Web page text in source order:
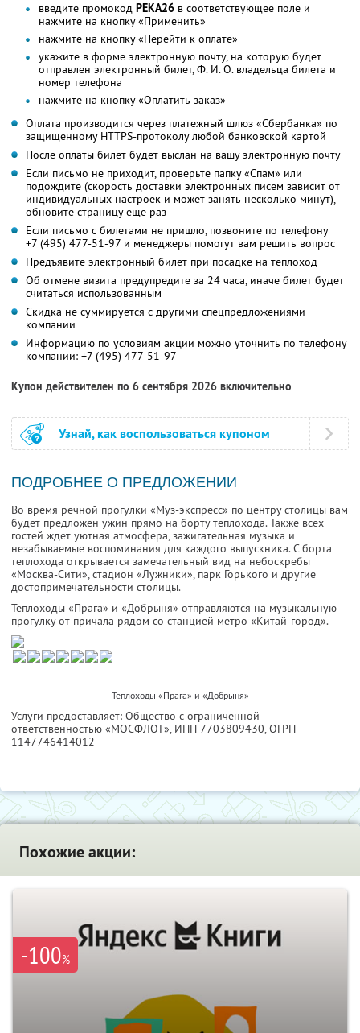
введите промокод РЕКА26 в соответствующее поле и
нажмите на кнопку «Применить»
нажмите на кнопку «Перейти к оплате»
укажите в форме электронную почту, на которую будет
отправлен электронный билет, Ф. И. О. владельца билета и
номер телефона
нажмите на кнопку «Оплатить заказ»
Оплата производится через платежный шлюз «Сбербанка» по
защищенному HTTPS-протоколу любой банковской картой
После оплаты билет будет выслан на вашу электронную почту
Если письмо не приходит, проверьте папку «Спам» или
подождите (скорость доставки электронных писем зависит от
индивидуальных настроек и может занять несколько минут),
обновите страницу еще раз
Если письмо с билетами не пришло, позвоните по телефону
+7 (495) 477-51-97 и менеджеры помогут вам решить вопрос
Предъявите электронный билет при посадке на теплоход
Об отмене визита предупредите за 24 часа, иначе билет будет
считаться использованным
Скидка не суммируется с другими спецпредложениями
компании
Информацию по условиям акции можно уточнить по телефону
компании: +7 (495) 477-51-97
Купон действителен по 6 сентября 2026 включительно
Узнай, как воспользоваться купоном
ПОДРОБНЕЕ О ПРЕДЛОЖЕНИИ
Во время речной прогулки «Муз-экспресс» по центру столицы вам
будет предложен ужин прямо на борту теплохода. Также всех
гостей ждет уютная атмосфера, зажигательная музыка и
незабываемые воспоминания для каждого выпускника. С борта
теплохода открывается замечательный вид на небоскребы
«Москва-Сити», стадион «Лужники», парк Горького и другие
достопримечательности столицы.
Теплоходы «Прага» и «Добрыня» отправляются на музыкальную
прогулку от причала рядом со станцией метро «Китай-город».
Теплоходы «Прага» и «Добрыня»
Услуги предоставляет: Общество с ограниченной
ответственностью «МОСФЛОТ», ИНН 7703809430, ОГРН
1147746414012
Похожие акции:
-100%